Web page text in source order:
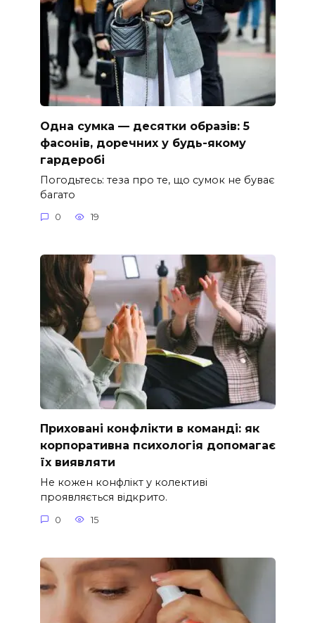
Одна сумка — десятки образів: 5
фасонів, доречних у будь-якому
гардеробі
Погодьтесь: теза про те, що сумок не буває
багато
0 19
Приховані конфлікти в команді: як
корпоративна психологія допомагає
їх виявляти
Не кожен конфлікт у колективі
проявляється відкрито.
0 15